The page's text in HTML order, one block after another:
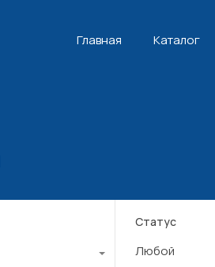
Главная Каталог
Статус
Любой